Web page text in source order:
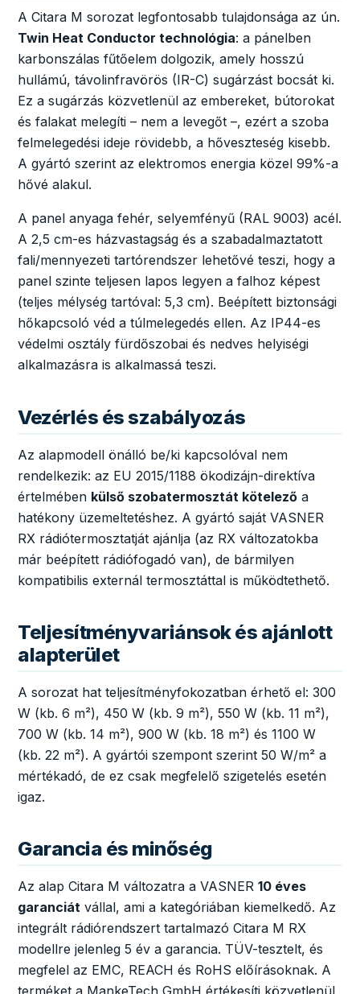
A Citara M sorozat legfontosabb tulajdonsága az ún.
Twin Heat Conductor technológia: a pánelben
karbonszálas fűtőelem dolgozik, amely hosszú
hullámú, távolinfravörös (IR-C) sugárzást bocsát ki.
Ez a sugárzás közvetlenül az embereket, bútorokat
és falakat melegíti – nem a levegőt –, ezért a szoba
felmelegedési ideje rövidebb, a hőveszteség kisebb.
A gyártó szerint az elektromos energia közel 99%-a
hővé alakul.
A panel anyaga fehér, selyemfényű (RAL 9003) acél.
A 2,5 cm-es házvastagság és a szabadalmaztatott
fali/mennyezeti tartórendszer lehetővé teszi, hogy a
panel szinte teljesen lapos legyen a falhoz képest
(teljes mélység tartóval: 5,3 cm). Beépített biztonsági
hőkapcsoló véd a túlmelegedés ellen. Az IP44-es
védelmi osztály fürdőszobai és nedves helyiségi
alkalmazásra is alkalmassá teszi.
Vezérlés és szabályozás
Az alapmodell önálló be/ki kapcsolóval nem
rendelkezik: az EU 2015/1188 ökodizájn-direktíva
értelmében külső szobatermosztát kötelező a
hatékony üzemeltetéshez. A gyártó saját VASNER
RX rádiótermosztatját ajánlja (az RX változatokba
már beépített rádiófogadó van), de bármilyen
kompatibilis externál termosztáttal is működtethető.
Teljesítményvariánsok és ajánlott
alapterület
A sorozat hat teljesítményfokozatban érhető el: 300
W (kb. 6 m²), 450 W (kb. 9 m²), 550 W (kb. 11 m²),
700 W (kb. 14 m²), 900 W (kb. 18 m²) és 1100 W
(kb. 22 m²). A gyártói szempont szerint 50 W/m² a
mértékadó, de ez csak megfelelő szigetelés esetén
igaz.
Garancia és minőség
Az alap Citara M változatra a VASNER 10 éves
garanciát vállal, ami a kategóriában kiemelkedő. Az
integrált rádiórendszert tartalmazó Citara M RX
modellre jelenleg 5 év a garancia. TÜV-tesztelt, és
megfelel az EMC, REACH és RoHS előírásoknak. A